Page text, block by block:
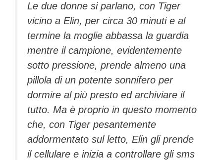
o
o
k
s
n
m p
p
di
Le due donne si parlano, con Tiger
vicino a Elin, per circa 30 minuti e al
termine la moglie abbassa la guardia
mentre il campione, evidentemente
sotto pressione, prende almeno una
pillola di un potente sonnifero per
dormire al più presto ed archiviare il
tutto. Ma è proprio in questo momento
che, con Tiger pesantemente
addormentato sul letto, Elin gli prende
il cellulare e inizia a controllare gli sms